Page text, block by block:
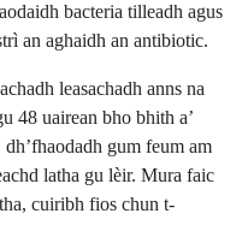
bacteria tilleadh agus
an aghaidh an antibiotic.
leasachadh anns na
48 uairean bho bhith a’
gum feum am
latha gu lèir. Mura faic
cuiribh fios chun t-